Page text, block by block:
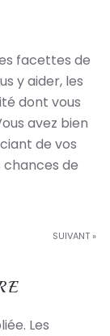
facettes de
y aider, les
dont vous
avez bien
de vos
de
SUIVANT »
Les